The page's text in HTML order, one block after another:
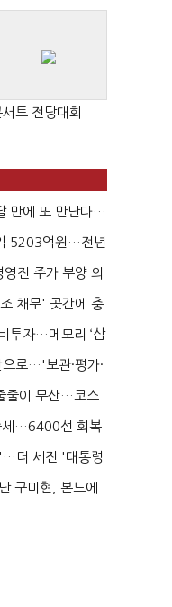
서트 전당대회
만에 또 만난다…
5203억원…전년
진 주가 부양 의
채무' 곳간에 충
투자…메모리 ‘삼
로…'보관·평가·
줄이 무산…코스
세…6400선 회복
더 세진 '대통령
구미현, 본느에